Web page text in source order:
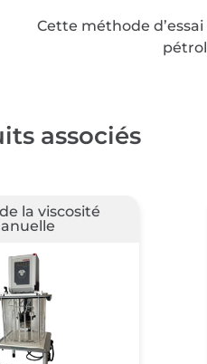
Cette méthode
associés
liant d'asphalte
solide